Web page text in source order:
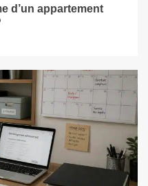
d’un appartement